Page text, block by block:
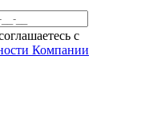
c
Компании